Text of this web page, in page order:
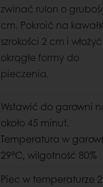
zwinać rulon o
cm. Pokroić na
szrokości 2 cm i
okrągłe formy do
pieczenia.
Wstawić do garowni
około 45 minut.
Temperatura w
29°C, wilgotność 80%
Piec w temperaturze